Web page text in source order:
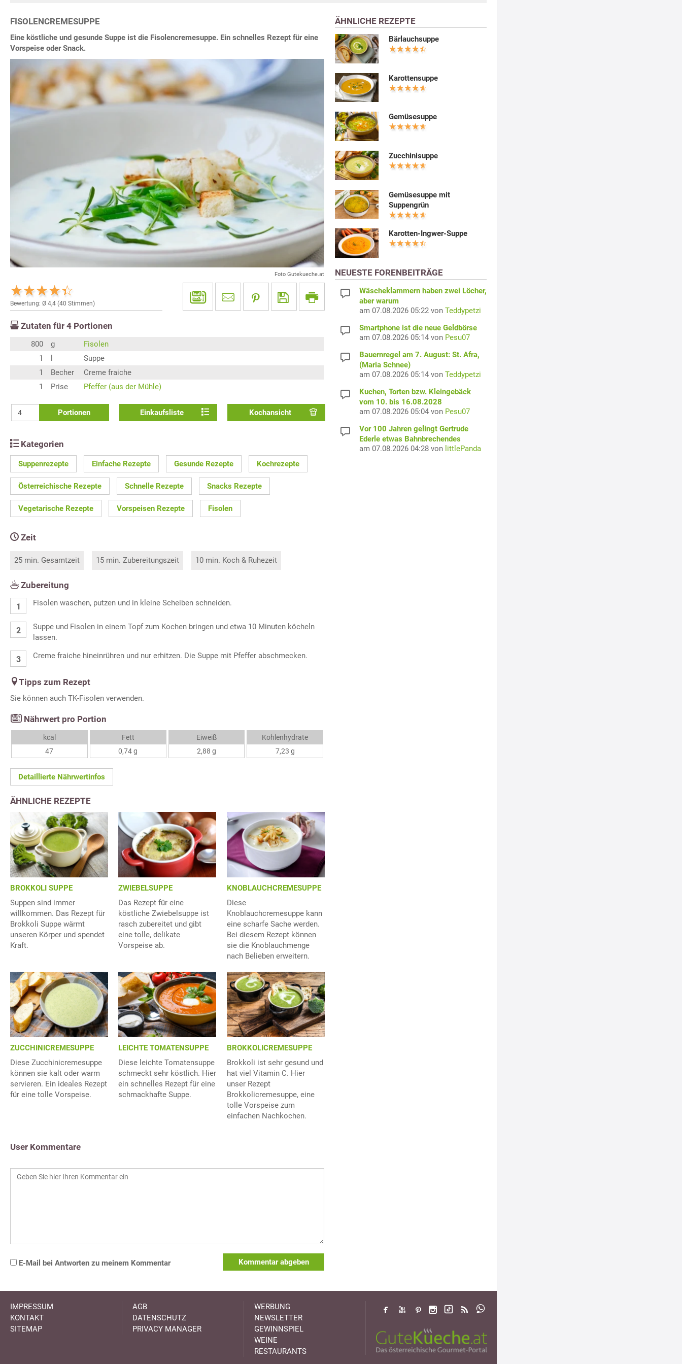
FISOLENCREMESUPPE
Eine köstliche und gesunde Suppe ist die Fisolencremesuppe. Ein schnelles Rezept für eine
Vorspeise oder Snack.
Foto Gutekueche.at
Bewertung: Ø 4,4 (40 Stimmen)
Zutaten für 4 Portionen
800 g
Fisolen
1
Suppe
1
Becher
Creme fraiche
1
Prise Pfeffer (aus der Mühle)
Portionen Einkaufsliste Kochansicht
Kategorien
Suppenrezepte Einfache Rezepte Gesunde Rezepte Kochrezepte
Österreichische Rezepte Schnelle Rezepte Snacks Rezepte
Vegetarische Rezepte Vorspeisen Rezepte Fisolen
Zeit
25 min. Gesamtzeit 15 min. Zubereitungszeit 10 min. Koch & Ruhezeit
Zubereitung
Fisolen waschen, putzen und in kleine Scheiben schneiden.
Suppe und Fisolen in einem Topf zum Kochen bringen und etwa 10 Minuten köcheln
lassen.
Creme fraiche hineinrühren und nur erhitzen. Die Suppe mit Pfeffer abschmecken.
Tipps zum Rezept
Sie können auch TK-Fisolen verwenden.
Nährwert pro Portion
kcal
47
Fett
0,74 g
Eiweiß
2,88 g
Kohlenhydrate
7,23 g
Detaillierte Nährwertinfos
ÄHNLICHE REZEPTE
BROKKOLI SUPPE
Suppen sind immer
willkommen. Das Rezept für
Brokkoli Suppe wärmt
unseren Körper und spendet
Kraft.
ZWIEBELSUPPE
Das Rezept für eine
köstliche Zwiebelsuppe ist
rasch zubereitet und gibt
eine tolle, delikate
Vorspeise ab.
KNOBLAUCHCREMESUPPE
Diese
Knoblauchcremesuppe kann
eine scharfe Sache werden.
Bei diesem Rezept können
sie die Knoblauchmenge
nach Belieben erweitern.
ZUCCHINICREMESUPPE
Diese Zucchinicremesuppe
können sie kalt oder warm
servieren. Ein ideales Rezept
für eine tolle Vorspeise.
LEICHTE TOMATENSUPPE
Diese leichte Tomatensuppe
schmeckt sehr köstlich. Hier
ein schnelles Rezept für eine
schmackhafte Suppe.
BROKKOLICREMESUPPE
Brokkoli ist sehr gesund und
hat viel Vitamin C. Hier
unser Rezept
Brokkolicremesuppe, eine
tolle Vorspeise zum
einfachen Nachkochen.
User Kommentare
E-Mail bei Antworten zu meinem Kommentar Kommentar abgeben
ÄHNLICHE REZEPTE
Bärlauchsuppe
Karottensuppe
Gemüsesuppe
Zucchinisuppe
Gemüsesuppe mit
Suppengrün
Karotten-Ingwer-Suppe
NEUESTE FORENBEITRÄGE
Wäscheklammern haben zwei Löcher,
aber warum
am 07.08.2026 05:22 von Teddypetzi
Smartphone ist die neue Geldbörse
am 07.08.2026 05:14 von Pesu07
Bauernregel am 7. August: St. Afra,
(Maria Schnee)
am 07.08.2026 05:14 von Teddypetzi
Kuchen, Torten bzw. Kleingebäck
vom 10. bis 16.08.2028
am 07.08.2026 05:04 von Pesu07
Vor 100 Jahren gelingt Gertrude
Ederle etwas Bahnbrechendes
am 07.08.2026 04:28 von littlePanda
IMPRESSUM
KONTAKT
SITEMAP
AGB
DATENSCHUTZ
PRIVACY MANAGER
WERBUNG
NEWSLETTER
GEWINNSPIEL
WEINE
RESTAURANTS